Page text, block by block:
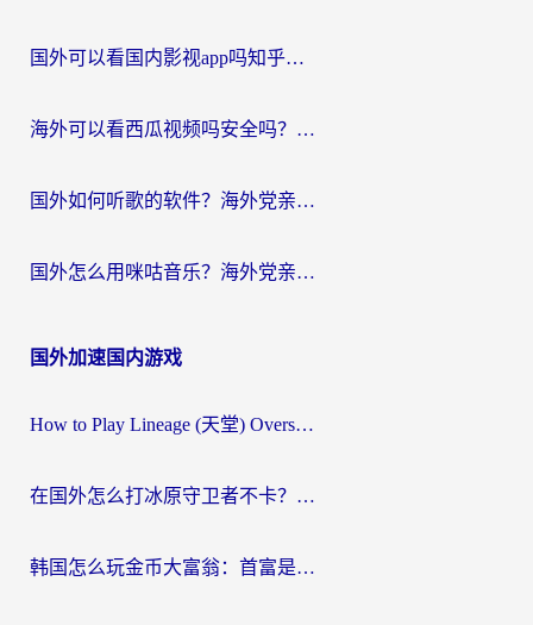
国外可以看国内影视app吗知乎？留学生亲测有效的回国加速方案
海外可以看西瓜视频吗安全吗？留学生亲测：3步解决回国追剧难题，附靠谱加速器推荐
国外如何听歌的软件？海外党亲测有效的回国加速器指南
国外怎么用咪咕音乐？海外党亲测有效的听歌自由指南
国外加速国内游戏
How to Play Lineage (天堂) Overseas? The Ultimate Guide to Choosing the Best Chinese Server Game Accelerator (在国外打天堂加速器)
在国外怎么打冰原守卫者不卡？留学生亲测的国服游戏加速指南
韩国怎么玩金币大富翁：首富是谁？海外党国服游戏加速全攻略